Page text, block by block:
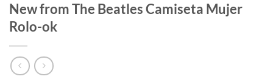
New from The Beatles Camiseta Mujer
Rolo-ok